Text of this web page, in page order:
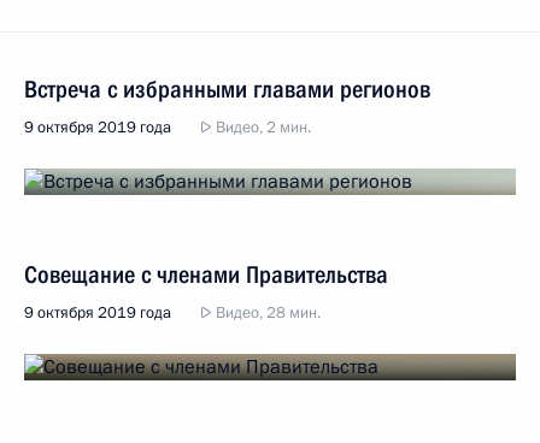
Встреча с избранными главами регионов
9 октября 2019 года Видео, 2 мин.
Совещание с членами Правительства
9 октября 2019 года Видео, 28 мин.